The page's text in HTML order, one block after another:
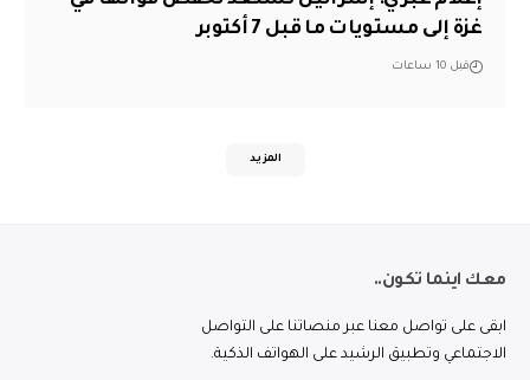
غزة إلى مستويات ما قبل 7 أكتوبر
قبل 10 ساعات
المزيد
معك اينما تكون..
ابقى على تواصل معنا عبر منصاتنا على التواصل
الاجتماعي وتطبيق الرشيد على الهواتف الذكية.